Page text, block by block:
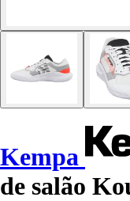
Kempa
de salão